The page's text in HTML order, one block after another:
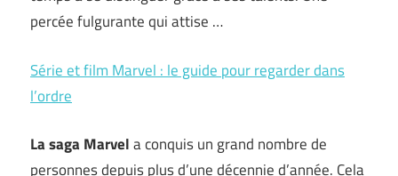
percée fulgurante qui attise …
Série et film Marvel : le guide pour regarder dans
l’ordre
La saga Marvela conquis un grand nombre de
personnes depuis plus d’une décennie d’année. Cela